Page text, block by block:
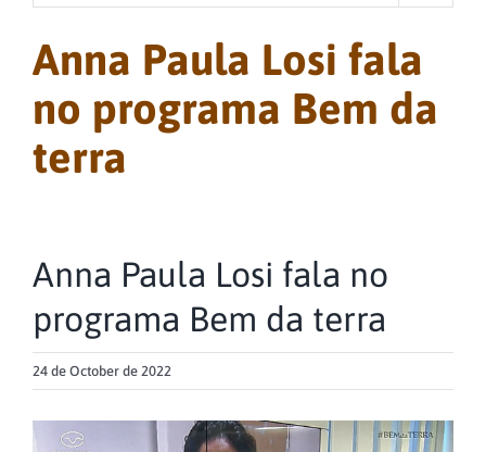
Anna Paula Losi fala
no programa Bem da
terra
Anna Paula Losi fala no
programa Bem da terra
24 de October de 2022
View